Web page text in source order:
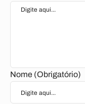
Nome (Obrigatório)